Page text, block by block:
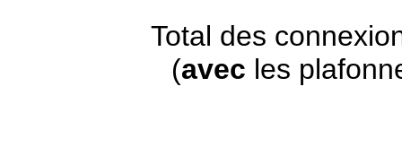
Total des
(avec les